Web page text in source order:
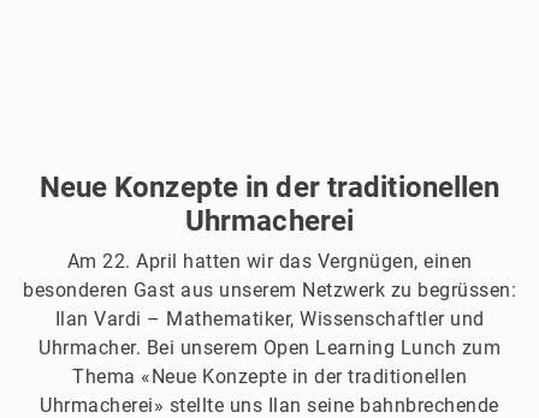
Neue Konzepte in der traditionellen
Uhrmacherei
Am 22. April hatten wir das Vergnügen, einen
besonderen Gast aus unserem Netzwerk zu begrüssen:
Ilan Vardi – Mathematiker, Wissenschaftler und
Uhrmacher. Bei unserem Open Learning Lunch zum
Thema «Neue Konzepte in der traditionellen
Uhrmacherei» stellte uns Ilan seine bahnbrechende